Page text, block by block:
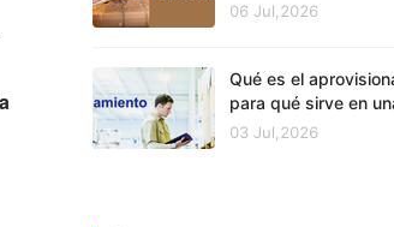
06 Jul,2026
Qué es el
para qué sirve en
03 Jul,2026